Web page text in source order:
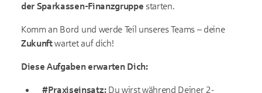
der Sparkassen-Finanzgruppe starten.
Komm an Bord und werde Teil unseres Teams – deine
Zukunftwartet auf dich!
Diese Aufgaben erwarten Dich:
#Praxiseinsatz: Du wirst während Deiner 2-